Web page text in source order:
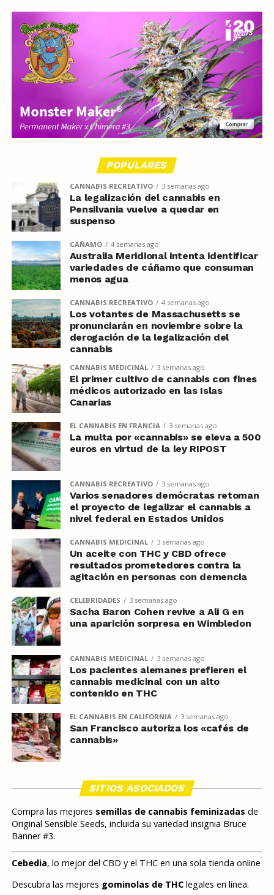
POPULARES
CANNABIS RECREATIVO 3 semanas ago
La legalización del cannabis en
Pensilvania vuelve a quedar en
suspenso
CÁÑAMO 4 semanas ago
Australia Meridional intenta identificar
variedades de cáñamo que consuman
menos agua
CANNABIS RECREATIVO 4 semanas ago
Los votantes de Massachusetts se
pronunciarán en noviembre sobre la
derogación de la legalización del
cannabis
CANNABIS MEDICINAL 3 semanas ago
El primer cultivo de cannabis con fines
médicos autorizado en las Islas
Canarias
EL CANNABIS EN FRANCIA 3 semanas ago
La multa por «cannabis» se eleva a 500
euros en virtud de la ley RIPOST
CANNABIS RECREATIVO 3 semanas ago
Varios senadores demócratas retoman
el proyecto de legalizar el cannabis a
nivel federal en Estados Unidos
CANNABIS MEDICINAL 3 semanas ago
Un aceite con THC y CBD ofrece
resultados prometedores contra la
agitación en personas con demencia
CELEBRIDADES 3 semanas ago
Sacha Baron Cohen revive a Ali G en
una aparición sorpresa en Wimbledon
CANNABIS MEDICINAL 3 semanas ago
Los pacientes alemanes prefieren el
cannabis medicinal con un alto
contenido en THC
EL CANNABIS EN CALIFORNIA 3 semanas ago
San Francisco autoriza los «cafés de
cannabis»
SITIOS ASOCIADOS
Compra las mejores semillas de cannabis feminizadas de
Original Sensible Seeds, incluida su variedad insignia Bruce
Banner #3.
Cebedia, lo mejor del CBD y el THC en una sola tienda online
Descubra las mejores gominolas de THClegales en línea.